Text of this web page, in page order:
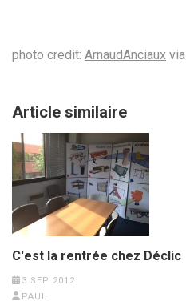
photo credit: ArnaudAnciaux via
Article similaire
C'est la rentrée chez Déclic
3 SEP 2012
PAUL